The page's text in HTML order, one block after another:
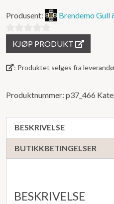
Produsent: Brendemo Gull
ut
av
KJØP PRODUKT
: Produktet selges fra
Produktnummer: p37_466
BESKRIVELSE
BUTIKKBETINGELSER
BESKRIVELSE